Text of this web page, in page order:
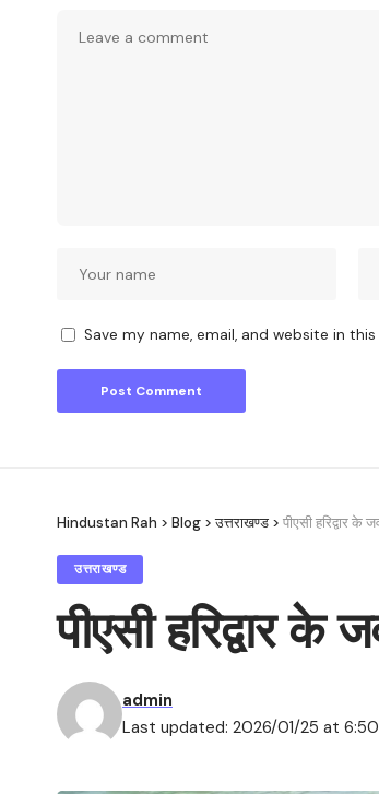
Save my name, email, and website in
Hindustan Rah > Blog >उत्तराखण्ड > पीएसी हरिद्वार के
उत्तराखण्ड
पीएसी हरिद्वार के
Last updated: 2026/01/25 at 6:50
admin